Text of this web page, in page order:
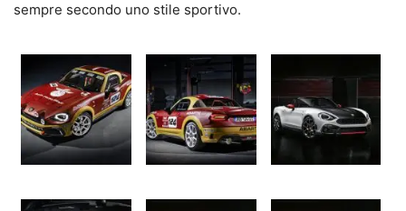
sempre secondo uno stile sportivo.